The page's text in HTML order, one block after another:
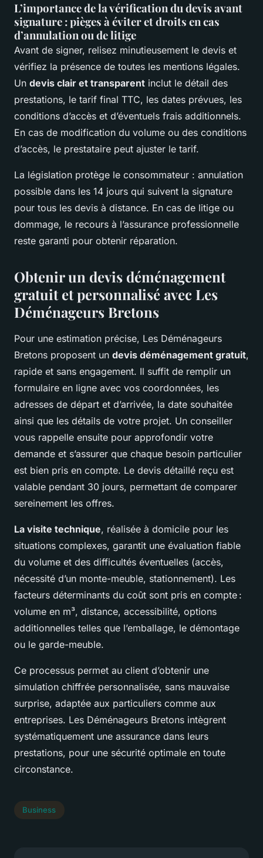
L’importance de la vérification du devis avant
signature : pièges à éviter et droits en cas
d’annulation ou de litige
Avant de signer, relisez minutieusement le devis et
vérifiez la présence de toutes les mentions légales.
Un devis clair et transparent inclut le détail des
prestations, le tarif final TTC, les dates prévues, les
conditions d’accès et d’éventuels frais additionnels.
En cas de modification du volume ou des conditions
d’accès, le prestataire peut ajuster le tarif.
La législation protège le consommateur : annulation
possible dans les 14 jours qui suivent la signature
pour tous les devis à distance. En cas de litige ou
dommage, le recours à l’assurance professionnelle
reste garanti pour obtenir réparation.
Obtenir un devis déménagement
gratuit et personnalisé avec Les
Déménageurs Bretons
Pour une estimation précise, Les Déménageurs
Bretons proposent un devis déménagement gratuit,
rapide et sans engagement. Il suffit de remplir un
formulaire en ligne avec vos coordonnées, les
adresses de départ et d’arrivée, la date souhaitée
ainsi que les détails de votre projet. Un conseiller
vous rappelle ensuite pour approfondir votre
demande et s’assurer que chaque besoin particulier
est bien pris en compte. Le devis détaillé reçu est
valable pendant 30 jours, permettant de comparer
sereinement les offres.
La visite technique, réalisée à domicile pour les
situations complexes, garantit une évaluation fiable
du volume et des difficultés éventuelles (accès,
nécessité d’un monte-meuble, stationnement). Les
facteurs déterminants du coût sont pris en compte :
volume en m³, distance, accessibilité, options
additionnelles telles que l’emballage, le démontage
ou le garde-meuble.
Ce processus permet au client d’obtenir une
simulation chiffrée personnalisée, sans mauvaise
surprise, adaptée aux particuliers comme aux
entreprises. Les Déménageurs Bretons intègrent
systématiquement une assurance dans leurs
prestations, pour une sécurité optimale en toute
circonstance.
Business